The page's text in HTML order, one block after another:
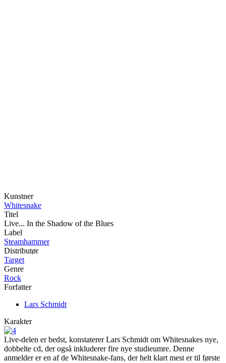
Kunstner
Whitesnake
Titel
Live... In the Shadow of the Blues
Label
Steamhammer
Distributør
Target
Genre
Rock
Forfatter
Lars Schmidt
Karakter
Live-delen er bedst, konstaterer Lars Schmidt om Whitesnakes nye,
dobbelte cd, der også inkluderer fire nye studieumre. Denne
anmelder er en af de Whitesnake-fans, der helt klart mest er til første